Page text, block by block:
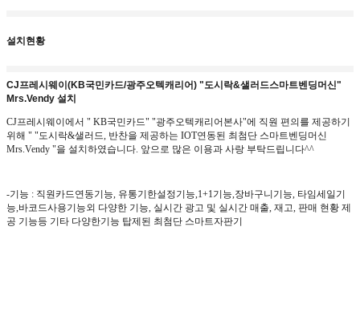
설치현황
CJ프레시웨이(KB국민카드/광주오텍캐리어) "도시락&샐러드스마트벤딩머신"
Mrs.Vendy 설치
CJ프레시웨이에서 " KB국민카드" "광주오텍캐리어본사"에 직원 편의를 제공하기
위해 " "도시락&샐러드, 반찬을 제공하는 IOT연동된 최첨단 스마트벤딩머신
Mrs.Vendy "을 설치하였습니다. 앞으로 많은 이용과 사랑 부탁드립니다^^
-기능 : 직원카드연동기능, 유통기한설정기능,1+1기능,장바구니기능, 타임세일기
능,바코드사용기능외 다양한 기능, 실시간 광고 및 실시간 매출, 재고, 판매 현황 제
공 기능등 기타 다양한기능 탑제된 최첨단 스마트자판기